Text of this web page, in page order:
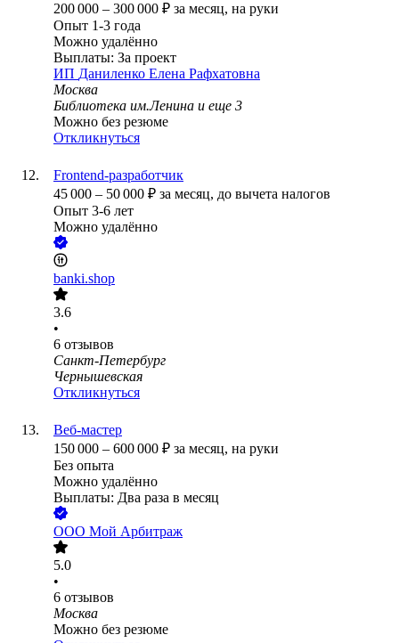
200 000 – 300 000 ₽ за месяц, на руки
Опыт 1-3 года
Можно удалённо
Выплаты: За проект
ИП Даниленко Елена Рафхатовна
Москва
Библиотека им.Ленина и еще 3
Можно без резюме
Откликнуться
Frontend-разработчик
45 000 – 50 000 ₽ за месяц, до вычета налогов
Опыт 3-6 лет
Можно удалённо
banki.shop
3.6
•
6 отзывов
Санкт-Петербург
Чернышевская
Откликнуться
Веб-мастер
150 000 – 600 000 ₽ за месяц, на руки
Без опыта
Можно удалённо
Выплаты: Два раза в месяц
ООО Мой Арбитраж
5.0
•
6 отзывов
Москва
Можно без резюме